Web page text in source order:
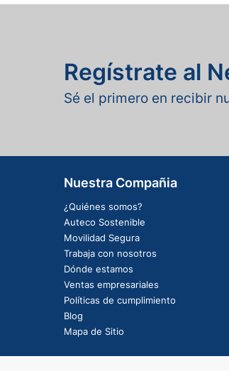
Regístrate al
Sé el primero en recibir
Nuestra Compañia
¿Quiénes somos?
Auteco Sostenible
Movilidad Segura
Trabaja con nosotros
Dónde estamos
Ventas empresariales
Políticas de cumplimiento
Blog
Mapa de Sitio